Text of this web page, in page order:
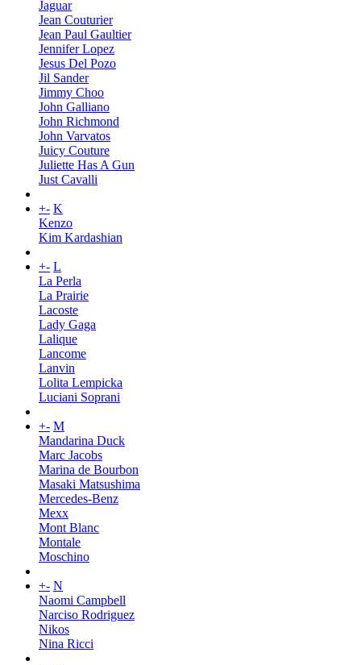
Jaguar
Jean Couturier
Jean Paul Gaultier
Jennifer Lopez
Jesus Del Pozo
Jil Sander
Jimmy Choo
John Galliano
John Richmond
John Varvatos
Juicy Couture
Juliette Has A Gun
Just Cavalli
+- K
Kenzo
Kim Kardashian
+- L
La Perla
La Prairie
Lacoste
Lady Gaga
Lalique
Lancome
Lanvin
Lolita Lempicka
Luciani Soprani
+- M
Mandarina Duck
Marc Jacobs
Marina de Bourbon
Masaki Matsushima
Mercedes-Benz
Mexx
Mont Blanc
Montale
Moschino
+- N
Naomi Campbell
Narciso Rodriguez
Nikos
Nina Ricci